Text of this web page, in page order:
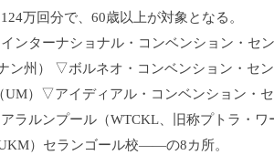
万回分で、 60歳以上が対象となる。
インターナショナル・コンベンション・セン
ン州） ▽ボルネオ・コンベンション・セ
UM）▽アイディアル・コンベンション・セ
ラルンプール（WTCKL、旧称プトラ・ワ
）セランゴール校——の8カ所。